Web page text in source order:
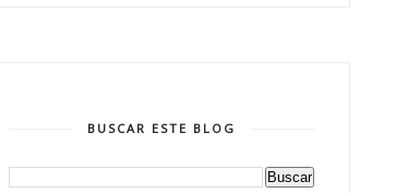
BUSCAR ESTE BLOG